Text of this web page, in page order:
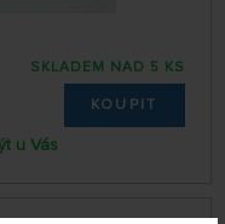
SKLADEM NAD 5 KS
KOUPIT
u Vás